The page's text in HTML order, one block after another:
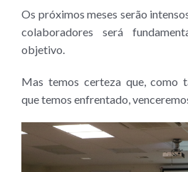
Os próximos meses serão
colaboradores será
objetivo.
Mas temos certeza que, como
que temos enfrentado,